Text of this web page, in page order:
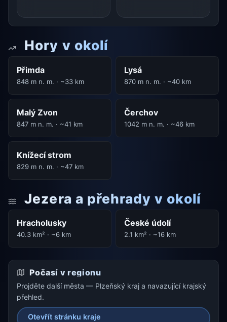
Hory v okolí
Přimda
848 m n. m. · ~33 km
Lysá
870 m n. m. · ~40 km
Malý Zvon
847 m n. m. · ~41 km
Čerchov
1042 m n. m. · ~46 km
Knížecí strom
829 m n. m. · ~47 km
Jezera a přehrady v okolí
Hracholusky
40.3 km² · ~6 km
České údolí
2.1 km² · ~16 km
Počasí v regionu
Projděte další města — Plzeňský kraj a navazující krajský
přehled.
Otevřít stránku kraje